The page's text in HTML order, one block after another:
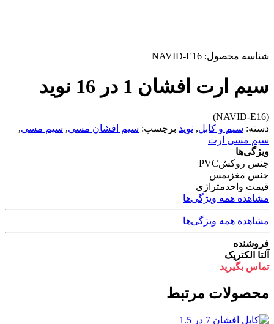
شناسه محصول: NAVID-E16
سیم ارت افشان 1 در 16 نوید
(NAVID-E16)
دسته: سیم و کابل, نوید برچسب: سیم افشان مسی, سیم مسی,
سیم مسی ارت
ویژگی‌ها
جنس روکشPVC
جنس مغزیمس
قیمت واحدمتراژی
مشاهده همه ویژگی‌ها
مشاهده همه ویژگی‌ها
فروشنده
آلتا الکتریک
تماس بگیرید
محصولات مرتبط